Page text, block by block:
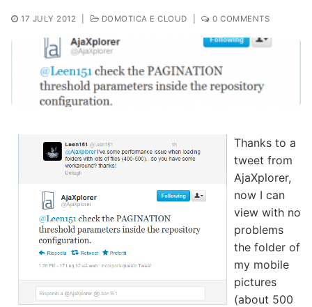
17 JULY 2012 DOMOTICA E CLOUD 0 COMMENTS
Thanks to a
tweet from
AjaXplorer,
now I can
view with no
problems
the folder of
my mobile
pictures
(about 500